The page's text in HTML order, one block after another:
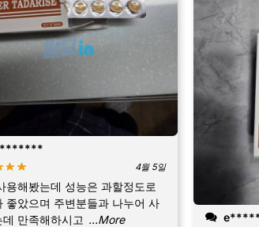
4월 5일
용해봤는데 성능은 과할정도로
좋았으며 주변분들과 나누어 사
데 만족해하시고 ...More